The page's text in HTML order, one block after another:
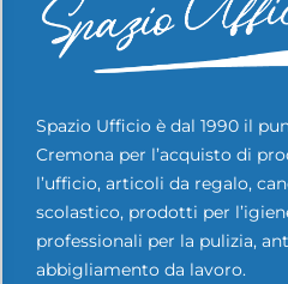
Spazio Ufficio è dal 1990 il
Cremona per l’acquisto di
l’ufficio, articoli da regalo,
scolastico, prodotti per
professionali per la pulizia,
abbigliamento da lavoro.